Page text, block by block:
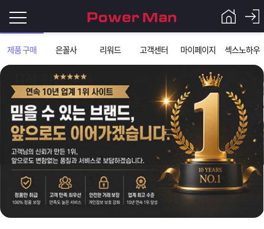
제품 구매 은꼴사 리워드 고객센터 마이페이지 섹스노하우
그
인
이
필
요
니
로
Q&A
파
워
제
입금확인이 안되는 상황을 대비해 꼭 입금후 고객센터 연락바랍니다.
[2026구정 연휴]설 연휴 배송 및 휴무 안내